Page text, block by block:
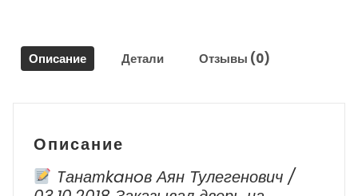
Lancer
2007
Описание Детали Отзывы (0)
Описание
Tанатkaнoв Аян Тулегенович /